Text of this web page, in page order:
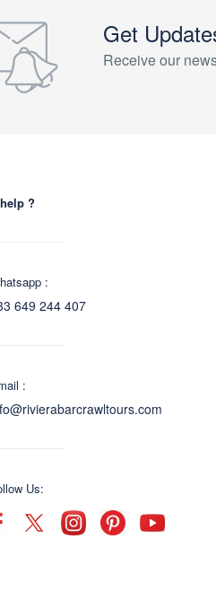
Get
Receive our
?
:
649 244 407
:
Us: